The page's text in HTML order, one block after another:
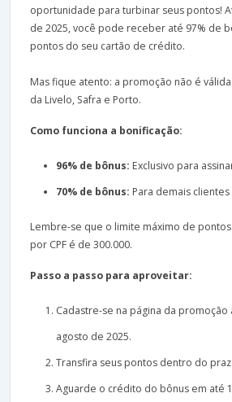
oportunidade para turbinar seus pontos!
de 2025, você pode receber até 97% de
pontos do seu cartão de crédito.
Mas fique atento: a promoção não é
da Livelo, Safra e Porto.
Como funciona a bonificação:
96% de bônus: Exclusivo para
70% de bônus: Para demais
Lembre-se que o limite máximo de
por CPF é de 300.000.
Passo a passo para aproveitar:
Cadastre-se na página da promoção
agosto de 2025.
Transfira seus pontos dentro do
Aguarde o crédito do bônus em até